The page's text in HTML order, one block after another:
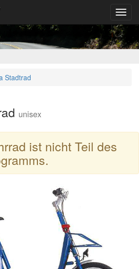
Stadtrad
unisex
ist nicht Teil des